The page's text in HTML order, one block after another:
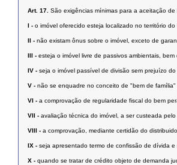
Art. 17. São exigências mínimas para a aceitação
I - o imóvel oferecido esteja localizado no território
II - não existam ônus sobre o imóvel, exceto de
III - esteja o imóvel livre de passivos ambientais,
IV - seja o imóvel passível de divisão sem prejuízo
V - não se enquadre no conceito de "bem de
VI - a comprovação de regularidade fiscal do bem
VII - avaliação técnica do imóvel, a ser custeada pelo
VIII - a comprovação, mediante certidão do
IX - seja apresentado termo de confissão de dívida
X - quando se tratar de crédito objeto de demanda